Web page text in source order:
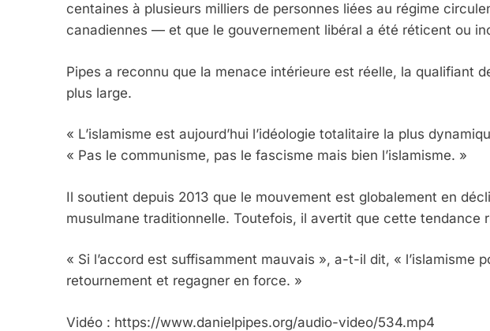
centaines à plusieurs milliers de personnes liées au régime
canadiennes — et que le gouvernement libéral a été réticent ou
Pipes a reconnu que la menace intérieure est réelle, la qualifiant
plus large.
« L’islamisme est aujourd’hui l’idéologie totalitaire la plus
« Pas le communisme, pas le fascisme mais bien l’islamisme. »
Il soutient depuis 2013 que le mouvement est globalement en
musulmane traditionnelle. Toutefois, il avertit que cette tendance
« Si l’accord est suffisamment mauvais », a-t-il dit, « l’islamisme
retournement et regagner en force. »
Vidéo : https://www.danielpipes.org/audio-video/534.mp4
2025, L’année La Plus Meurtrière Selon
FIÈRE, DIGNE ET RÉSILIENTE : POURQUOI
ISRAÉL JUDAISME